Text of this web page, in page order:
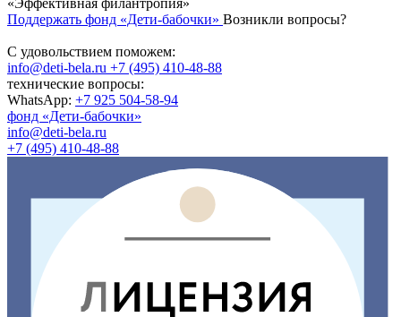
Поддержать фонд «Дети-бабочки» Возникли вопросы?
С удовольствием поможем:
info@deti-bela.ru +7 (495) 410-48-88
технические вопросы:
WhatsApp: +7 925 504-58-94
фонд «Дети-бабочки»
info@deti-bela.ru
+7 (495) 410-48-88